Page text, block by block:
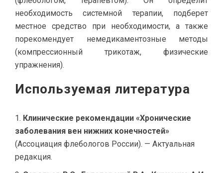
необходимость системной терапии, подберет
местное средство при необходимости, а также
порекомендует немедикаментозные методы
(компрессионный трикотаж, физические
упражнения).
Используемая литература
Клинические рекомендации «Хронические
заболевания вен нижних конечностей»
(Ассоциация флебологов России). — Актуальная
редакция.